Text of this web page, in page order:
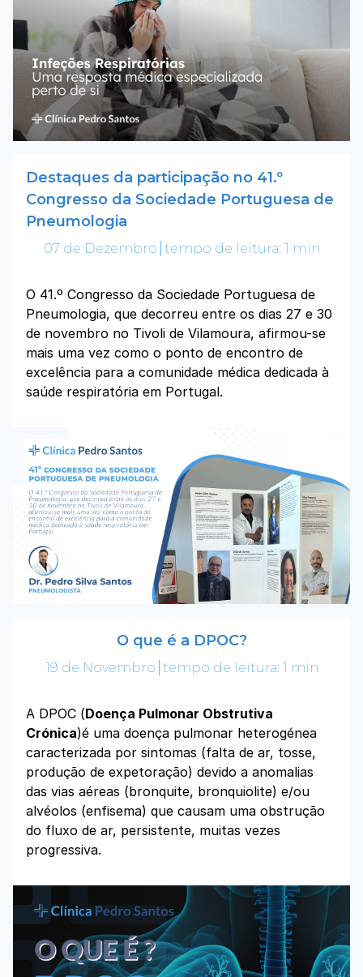
Destaques da participação no 41.º
Congresso da Sociedade Portuguesa de
Pneumologia
07 de Dezembro tempo de leitura: 1 min
O 41.º Congresso da Sociedade Portuguesa de
Pneumologia, que decorreu entre os dias 27 e 30
de novembro no Tivoli de Vilamoura, afirmou-se
mais uma vez como o ponto de encontro de
excelência para a comunidade médica dedicada à
saúde respiratória em Portugal.
O que é a DPOC?
19 de Novembro tempo de leitura: 1 min
A DPOC (Doença Pulmonar Obstrutiva
Crónica)é uma doença pulmonar heterogénea
caracterizada por sintomas (falta de ar, tosse,
produção de expetoração) devido a anomalias
das vias aéreas (bronquite, bronquiolite) e/ou
alvéolos (enfisema) que causam uma obstrução
do fluxo de ar, persistente, muitas vezes
progressiva.